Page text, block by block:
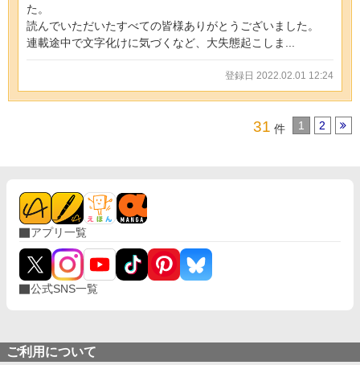
た。
読んでいただいたすべての皆様ありがとうございました。
連載途中で文字化けに気づくなど、大失態起こしま...
登録日 2022.02.01 12:24
31 件 1 2
アプリ一覧
公式SNS一覧
ご利用について